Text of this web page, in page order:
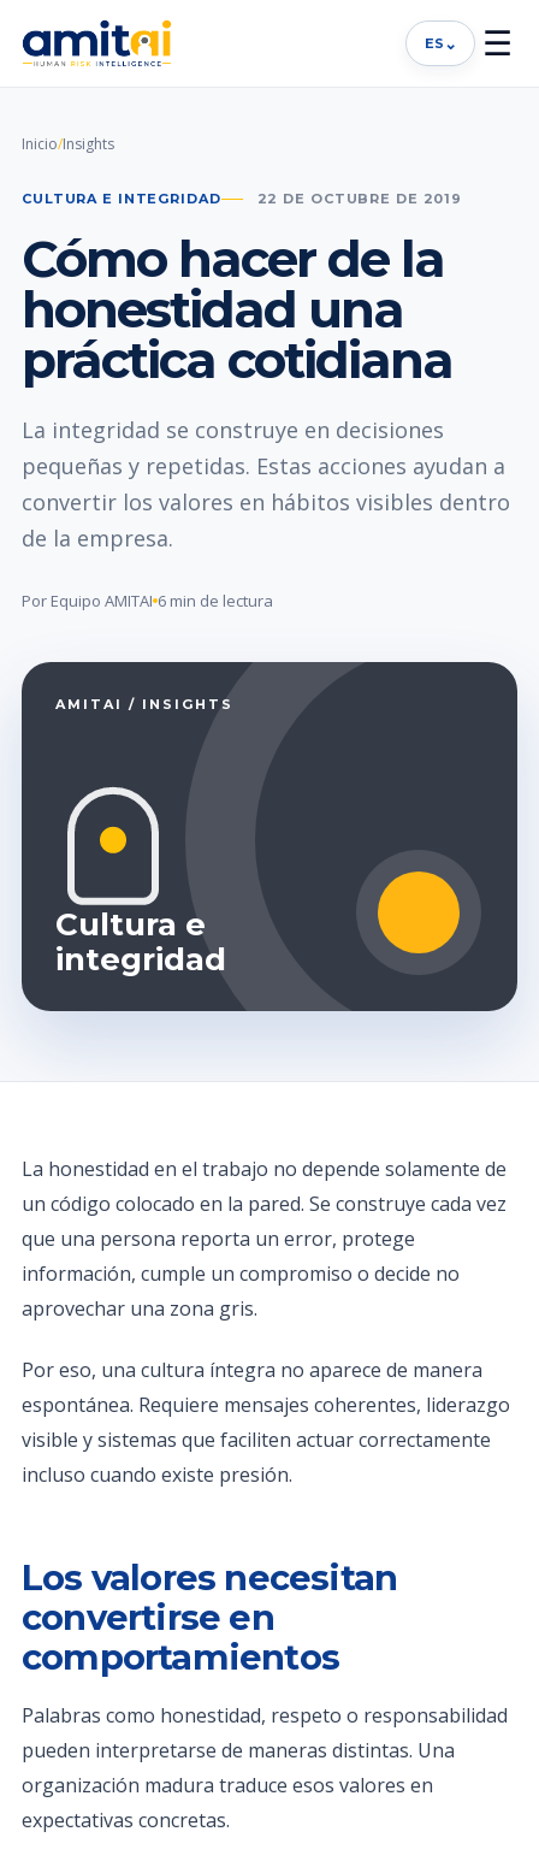
ES ⌄ ☰
Inicio/Insights
CULTURA E INTEGRIDAD 22 DE OCTUBRE DE 2019
Cómo hacer de la
honestidad una
práctica cotidiana
La integridad se construye en decisiones
pequeñas y repetidas. Estas acciones ayudan a
convertir los valores en hábitos visibles dentro
de la empresa.
Por Equipo AMITAI 6 min de lectura
AMITAI / INSIGHTS
Cultura e
integridad
La honestidad en el trabajo no depende solamente de
un código colocado en la pared. Se construye cada vez
que una persona reporta un error, protege
información, cumple un compromiso o decide no
aprovechar una zona gris.
Por eso, una cultura íntegra no aparece de manera
espontánea. Requiere mensajes coherentes, liderazgo
visible y sistemas que faciliten actuar correctamente
incluso cuando existe presión.
Los valores necesitan
convertirse en
comportamientos
Palabras como honestidad, respeto o responsabilidad
pueden interpretarse de maneras distintas. Una
organización madura traduce esos valores en
expectativas concretas.